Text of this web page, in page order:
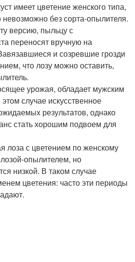
имеет цветение женского типа,
без сорта-опылителя.
версию, пыльцу с
переносят вручную на
и созревшие грозди
что лозу можно оставить,
урожая, обладает мужским
случае искусственное
результатов, однако
стать хорошим подвоем для
лоза с цветением по женскому
лозой-опылителем, но
низкой. В таком случае
цветения: часто эти периоды